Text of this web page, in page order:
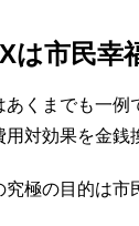
は市民幸
くまでも一例
対効果を金銭
極の目的は市